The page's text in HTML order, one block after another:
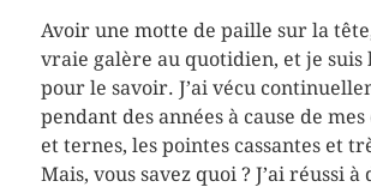
Avoir une motte de paille sur la tête,
vraie galère au quotidien, et je suis
pour le savoir. J’ai vécu
pendant des années à cause de mes
et ternes, les pointes cassantes et
Mais, vous savez quoi ? J’ai réussi